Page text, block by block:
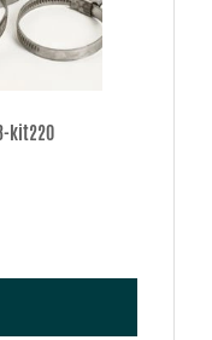
kit220